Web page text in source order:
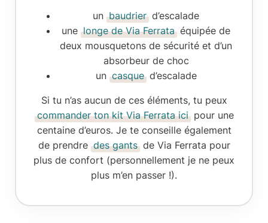
un baudrier d’escalade
une longe de Via Ferrata équipée de
deux mousquetons de sécurité et d’un
absorbeur de choc
un casque d’escalade
Si tu n’as aucun de ces éléments, tu peux
commander ton kit Via Ferrata ici pour une
centaine d’euros. Je te conseille également
de prendre des gants de Via Ferrata pour
plus de confort (personnellement je ne peux
plus m’en passer !).